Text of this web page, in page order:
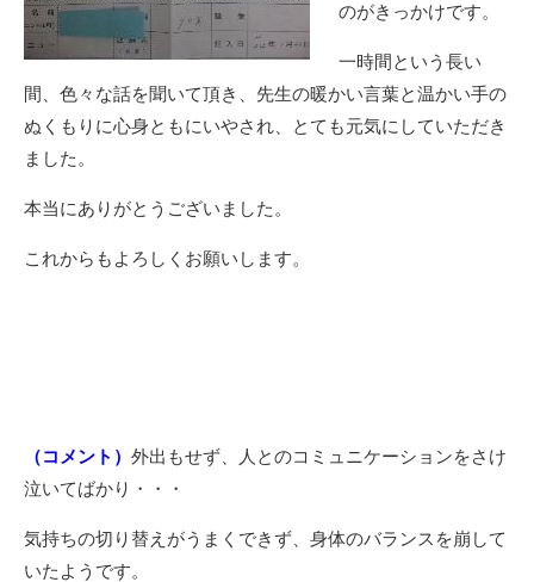
のがきっかけです。
一時間という長い
間、色々な話を聞いて頂き、先生の暖かい言葉と温かい手の
ぬくもりに心身ともにいやされ、とても元気にしていただき
ました。
本当にありがとうございました。
これからもよろしくお願いします。
（コメント） 外出もせず、人とのコミュニケーションをさけ
泣いてばかり・・・
気持ちの切り替えがうまくできず、身体のバランスを崩して
いたようです。